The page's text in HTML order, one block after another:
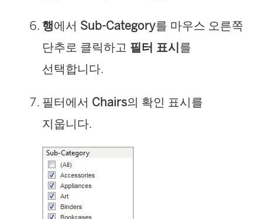
행에서 Sub-Category를 마우스 오른쪽
단추로 클릭하고 필터 표시를
선택합니다.
필터에서 Chairs의 확인 표시를
지웁니다.